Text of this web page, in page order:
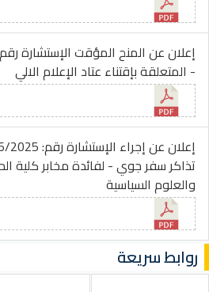
- المتعلقة بإقتناء عتاد الإعلام الالي
تذاكر سفر جوي - لفائدة مخابر كلية
والعلوم السياسية
روابط سريعة